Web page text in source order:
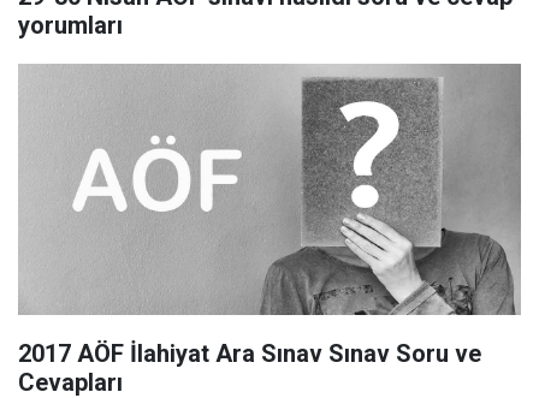
yorumları
2017 AÖF İlahiyat Ara Sınav Sınav Soru ve
Cevapları